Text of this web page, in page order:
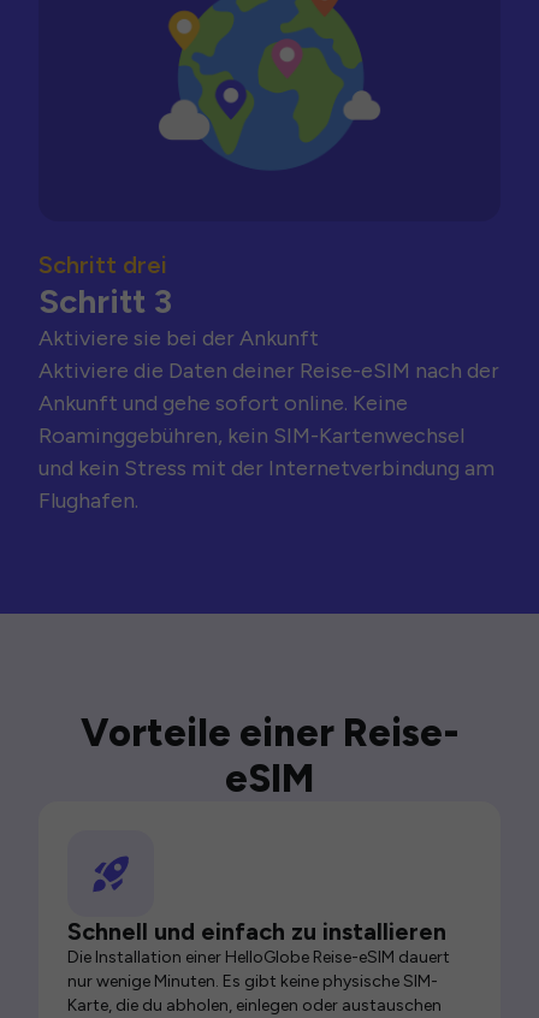
Schritt drei
Schritt 3
Aktiviere sie bei der Ankunft
Aktiviere die Daten deiner Reise-eSIM nach der
Ankunft und gehe sofort online. Keine
Roaminggebühren, kein SIM-Kartenwechsel
und kein Stress mit der Internetverbindung am
Flughafen.
Vorteile einer Reise-
eSIM
Schnell und einfach zu installieren
Die Installation einer HelloGlobe Reise-eSIM dauert
nur wenige Minuten. Es gibt keine physische SIM-
Karte, die du abholen, einlegen oder austauschen